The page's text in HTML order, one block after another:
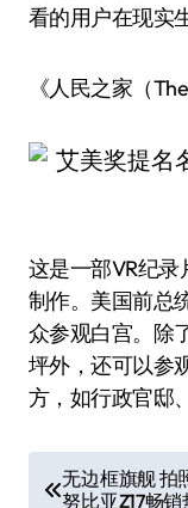
看的用户在现实
《人民之家（
这是一部VR纪录
制作。美国前总
众参观白宫。除
坪外，还可以参
方，如行政官邸
无边框旗舰 拍
努比亚Z17畅销